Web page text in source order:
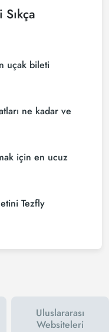
uçak bileti
rezervasyon
havayolu
yapacağın tek
karşılaştırabilir
ne kadar ve
ve rezervasyon
Erken
için en ucuz
Atina -
önceden satın
Tezfly
Tezfly sosyal
Uluslararası
Websiteleri